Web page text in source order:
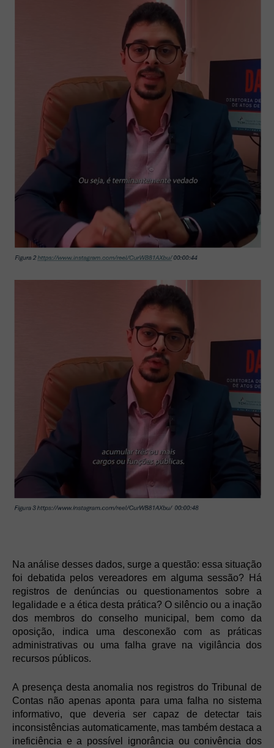
Na análise desses dados, surge a questão: essa situação
foi debatida pelos vereadores em alguma sessão? Há
registros de denúncias ou questionamentos sobre a
legalidade e a ética desta prática? O silêncio ou a inação
dos membros do conselho municipal, bem como da
oposição, indica uma desconexão com as práticas
administrativas ou uma falha grave na vigilância dos
recursos públicos.
A presença desta anomalia nos registros do Tribunal de
Contas não apenas aponta para uma falha no sistema
informativo, que deveria ser capaz de detectar tais
inconsistências automaticamente, mas também destaca a
ineficiência e a possível ignorância ou conivência dos